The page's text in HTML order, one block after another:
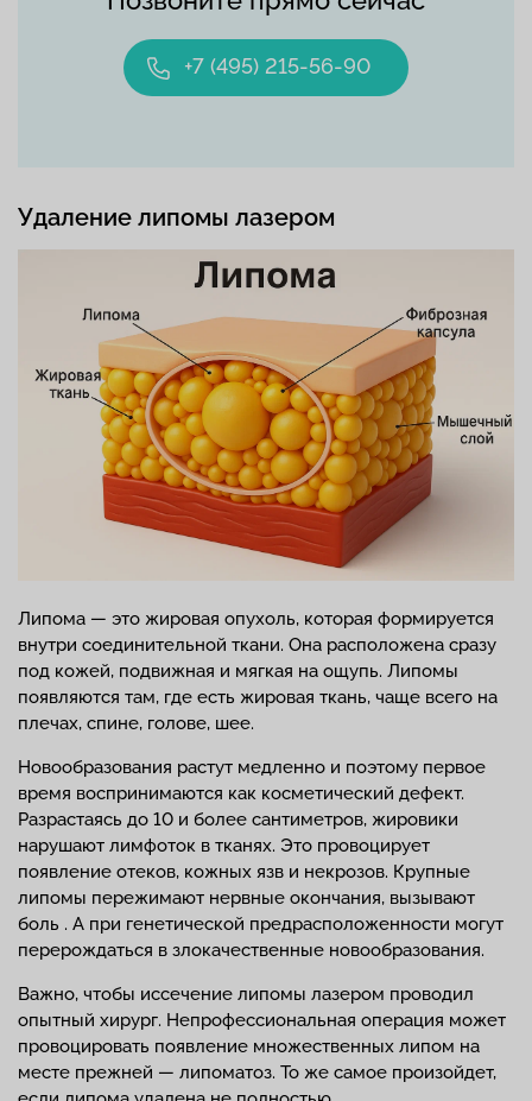
+7 (495) 215-56-90
Удаление липомы лазером
Липома — это жировая опухоль, которая формируется
внутри соединительной ткани. Она расположена сразу
под кожей, подвижная и мягкая на ощупь. Липомы
появляются там, где есть жировая ткань, чаще всего на
плечах, спине, голове, шее.
Новообразования растут медленно и поэтому первое
время воспринимаются как косметический дефект.
Разрастаясь до 10 и более сантиметров, жировики
нарушают лимфоток в тканях. Это провоцирует
появление отеков, кожных язв и некрозов. Крупные
липомы пережимают нервные окончания, вызывают
боль . А при генетической предрасположенности могут
перерождаться в злокачественные новообразования.
Важно, чтобы иссечение липомы лазером проводил
опытный хирург. Непрофессиональная операция может
провоцировать появление множественных липом на
месте прежней — липоматоз. То же самое произойдет,